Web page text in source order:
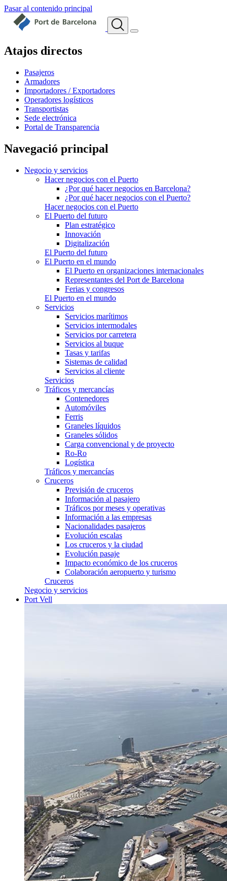
Pasar al contenido principal
Atajos directos
Pasajeros
Armadores
Importadores / Exportadores
Operadores logísticos
Transportistas
Sede electrónica
Portal de Transparencia
Navegació principal
Negocio y servicios
Hacer negocios con el Puerto
¿Por qué hacer negocios en Barcelona?
¿Por qué hacer negocios con el Puerto?
Hacer negocios con el Puerto
El Puerto del futuro
Plan estratégico
Innovación
Digitalización
El Puerto del futuro
El Puerto en el mundo
El Puerto en organizaciones internacionales
Representantes del Port de Barcelona
Ferias y congresos
El Puerto en el mundo
Servicios
Servicios marítimos
Servicios intermodales
Servicios por carretera
Servicios al buque
Tasas y tarifas
Sistemas de calidad
Servicios al cliente
Servicios
Tráficos y mercancías
Contenedores
Automóviles
Ferris
Graneles líquidos
Graneles sólidos
Carga convencional y de proyecto
Ro-Ro
Logística
Tráficos y mercancías
Cruceros
Previsión de cruceros
Información al pasajero
Tráficos por meses y operativas
Información a las empresas
Nacionalidades pasajeros
Evolución escalas
Los cruceros y la ciudad
Evolución pasaje
Impacto económico de los cruceros
Colaboración aeropuerto y turismo
Cruceros
Negocio y servicios
Port Vell